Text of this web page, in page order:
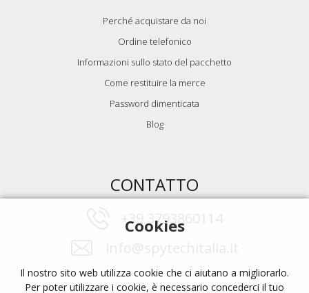
Perché acquistare da noi
Ordine telefonico
Informazioni sullo stato del pacchetto
Come restituire la merce
Password dimenticata
Blog
CONTATTO
+39 3793860114
Cookies
Il nostro sito web utilizza cookie che ci aiutano a migliorarlo.
Per poter utilizzare i cookie, è necessario concederci il tuo